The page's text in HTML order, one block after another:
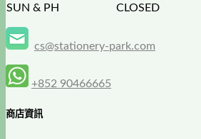
SUN & PH
CLOSED
cs@stationery-park.com
+852 90466665
商店資訊